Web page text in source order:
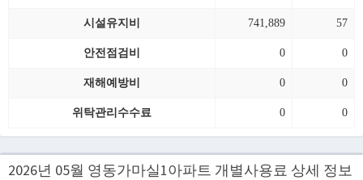
시설유지비 741,889 57
안전점검비 0 0
재해예방비 0 0
위탁관리수수료 0 0
2026년 05월 영동가마실1아파트 개별사용료 상세 정보